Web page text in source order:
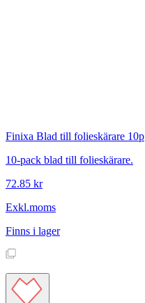
Finixa Blad till folieskärare 10p
10-pack blad till folieskärare.
72.85 kr
Exkl.moms
Finns i lager